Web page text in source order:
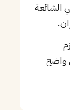
الشائعة
واضح